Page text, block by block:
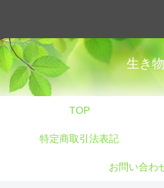
生き
TOP
特定商取引法表記
お問い合わ